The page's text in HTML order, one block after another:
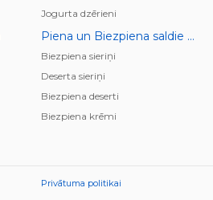
Jogurta dzērieni
Piena un Biezpiena saldie krēmi, deserti, pudiņi
Biezpiena sieriņi
Deserta sieriņi
Biezpiena deserti
Biezpiena krēmi
Privātuma politikai